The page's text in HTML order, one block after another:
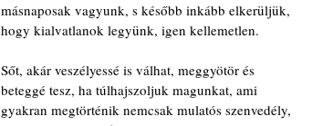
másnaposak vagyunk, s később inkább elkerüljük,
hogy kialvatlanok legyünk, igen kellemetlen.
Sőt, akár veszélyessé is válhat, meggyötör és
beteggé tesz, ha túlhajszoljuk magunkat, ami
gyakran megtörténik nemcsak mulatós szenvedély,